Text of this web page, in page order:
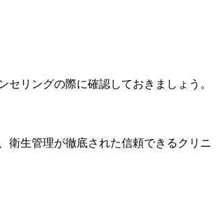
リングの際に確認しておきましょう。
衛生管理が徹底された信頼できるクリニ